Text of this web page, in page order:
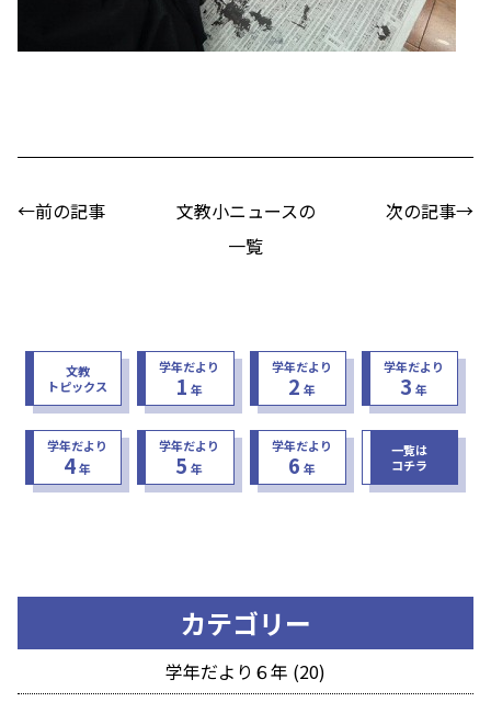
←前の記事
文教小ニュースの
一覧
次の記事→
文教
トピックス
学年だより
1 年
学年だより
2 年
学年だより
3 年
学年だより
4年
学年だより
5 年
学年だより
6 年
一覧は
コチラ
カテゴリー
学年だより６年 (20)